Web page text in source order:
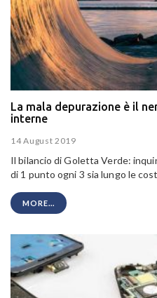
La mala depurazione è il
interne
14 August 2019
Il bilancio di Goletta Verde:
di 1 punto ogni 3 sia lungo le
MORE...